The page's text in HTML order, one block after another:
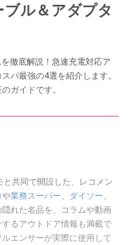
ル＆アダプタ
徹底解説！急速充電対応ア
パ最強の4選を紹介します。
ガイドです。
共同で開設した、レコメン
や業務スーパー、 ダイソー、
れた名品を、コラムや動画
るアウトドア情報も満載で
エンサーが実際に使用して